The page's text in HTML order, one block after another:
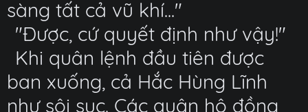
sàng tất cả vũ khí..."
"Được, cứ quyết định như vậy!"
Khi quân lệnh đầu tiên được
ban xuống, cả Hắc Hùng Lĩnh
như sôi sục. Các quân hộ đồng